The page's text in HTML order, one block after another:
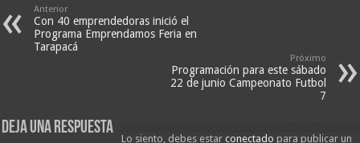
Anterior
Con 40 emprendedoras inició el
Programa Emprendamos Feria en
Tarapacá
Próximo
Programación para este sábado
22 de junio Campeonato Futbol
7
Deja una respuesta
Lo siento, debes estarconectado para publicar un